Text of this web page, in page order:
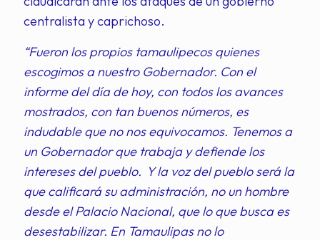
centralista y caprichoso.
“Fueron los propios tamaulipecos quienes
escogimos a nuestro Gobernador. Con el
informe del día de hoy, con todos los avances
mostrados, con tan buenos números, es
indudable que no nos equivocamos. Tenemos a
un Gobernador que trabaja y defiende los
intereses del pueblo. Y la voz del pueblo será la
que calificará su administración, no un hombre
desde el Palacio Nacional, que lo que busca es
desestabilizar. En Tamaulipas no lo